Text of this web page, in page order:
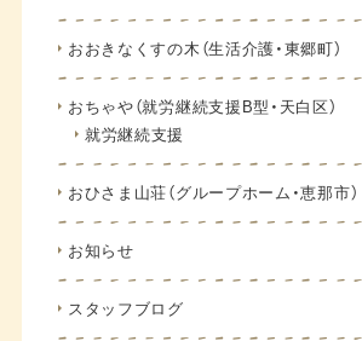
おおきなくすの木（生活介護・東郷町）
おちゃや（就労継続支援B型・天白区）
就労継続支援
おひさま山荘（グループホーム・恵那市）
お知らせ
スタッフブログ